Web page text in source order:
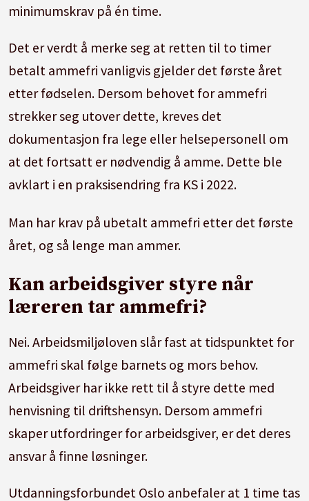
minimumskrav på én time.
Det er verdt å merke seg at retten til to timer
betalt ammefri vanligvis gjelder det første året
etter fødselen. Dersom behovet for ammefri
strekker seg utover dette, kreves det
dokumentasjon fra lege eller helsepersonell om
at det fortsatt er nødvendig å amme. Dette ble
avklart i en praksisendring fra KS i 2022.
Man har krav på ubetalt ammefri etter det første
året, og så lenge man ammer.
Kan arbeidsgiver styre når
læreren tar ammefri?
Nei. Arbeidsmiljøloven slår fast at tidspunktet for
ammefri skal følge barnets og mors behov.
Arbeidsgiver har ikke rett til å styre dette med
henvisning til driftshensyn. Dersom ammefri
skaper utfordringer for arbeidsgiver, er det deres
ansvar å finne løsninger.
Utdanningsforbundet Oslo anbefaler at 1 time tas